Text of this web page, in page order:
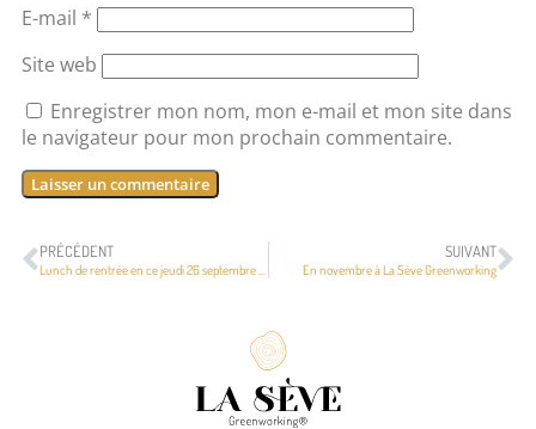
E-mail *
Site web
Enregistrer mon nom, mon e-mail et mon site dans
le navigateur pour mon prochain commentaire.
PRÉCÉDENT
Lunch de rentrée en ce jeudi 26 septembre avec une dizaine de participants !
SUIVANT
En novembre à La Sève Greenworking